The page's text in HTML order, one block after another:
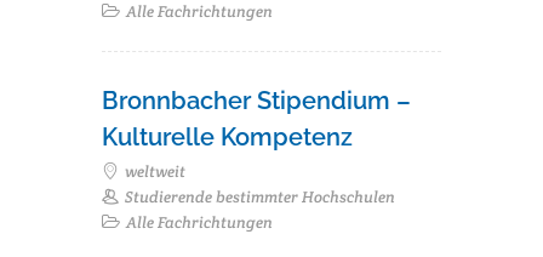
Alle Fachrichtungen
Bronnbacher Stipendium –
Kulturelle Kompetenz
weltweit
Studierende bestimmter Hochschulen
Alle Fachrichtungen